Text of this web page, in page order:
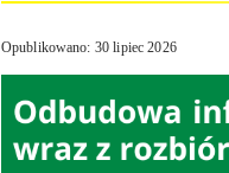
Opublikowano: 30 lipiec 2026